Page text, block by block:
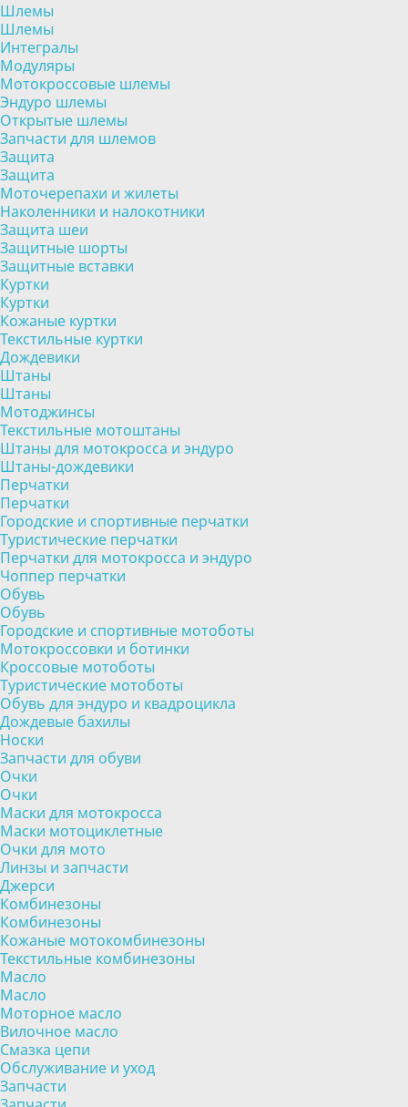
Шлемы
Шлемы
Интегралы
Модуляры
Мотокроссовые шлемы
Эндуро шлемы
Открытые шлемы
Запчасти для шлемов
Защита
Защита
Моточерепахи и жилеты
Наколенники и налокотники
Защита шеи
Защитные шорты
Защитные вставки
Куртки
Куртки
Кожаные куртки
Текстильные куртки
Дождевики
Штаны
Штаны
Мотоджинсы
Текстильные мотоштаны
Штаны для мотокросса и эндуро
Штаны-дождевики
Перчатки
Перчатки
Городские и спортивные перчатки
Туристические перчатки
Перчатки для мотокросса и эндуро
Чоппер перчатки
Обувь
Обувь
Городские и спортивные мотоботы
Мотокроссовки и ботинки
Кроссовые мотоботы
Туристические мотоботы
Обувь для эндуро и квадроцикла
Дождевые бахилы
Носки
Запчасти для обуви
Очки
Очки
Маски для мотокросса
Маски мотоциклетные
Очки для мото
Линзы и запчасти
Джерси
Комбинезоны
Комбинезоны
Кожаные мотокомбинезоны
Текстильные комбинезоны
Масло
Масло
Моторное масло
Вилочное масло
Смазка цепи
Обслуживание и уход
Запчасти